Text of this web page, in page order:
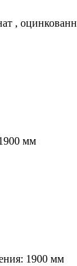
,
мм
1900 мм